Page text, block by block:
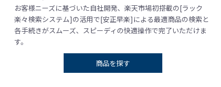
お客様ニーズに基づいた自社開発、楽天市場初搭載の[ラック
楽々検索システム]の活用で[安正早楽]による最適商品の検索と
各手続きがスムーズ、スピーディの快適操作で完了いただけま
す。
商品を探す